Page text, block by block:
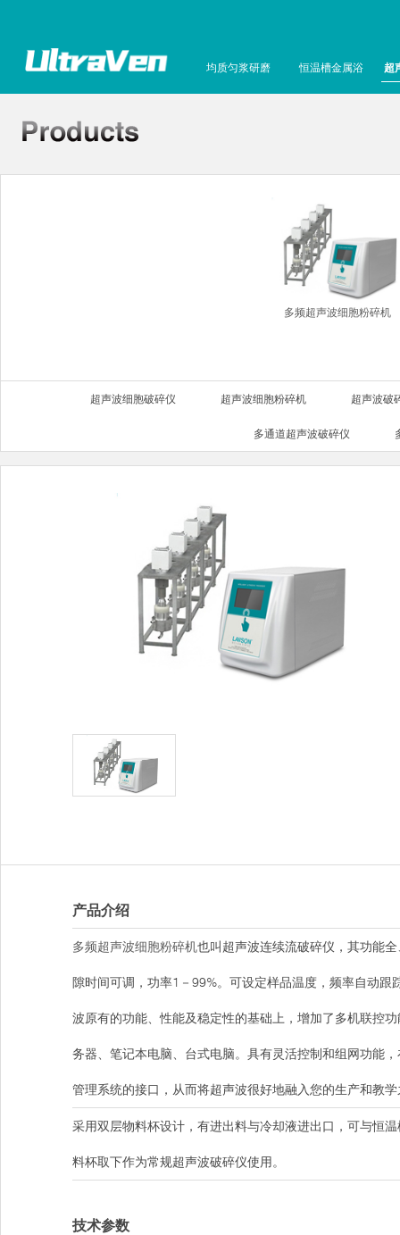
均质匀浆研磨 恒温槽金属浴 超
多频超声波细胞粉碎机
超声波细胞破碎仪 超声波细胞粉碎机 超声波破
多通道超声波破碎仪
产品介绍
多频超声波细胞粉碎机也叫超声波连续流破碎仪，其功能
隙时间可调，功率1－99%。可设定样品温度，频率自动
波原有的功能、性能及稳定性的基础上，增加了多机联控
务器、笔记本电脑、台式电脑。具有灵活控制和组网功能
管理系统的接口，从而将超声波很好地融入您的生产和教
采用双层物料杯设计，有进出料与冷却液进出口，可与恒
料杯取下作为常规超声波破碎仪使用。
技术参数